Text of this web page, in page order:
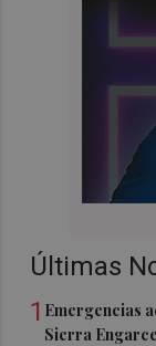
Últimas
1 Emergencias
Sierra